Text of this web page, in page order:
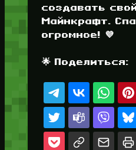
создавать
Майнкрафт.
огромное! 💜
🌟 Поделиться: